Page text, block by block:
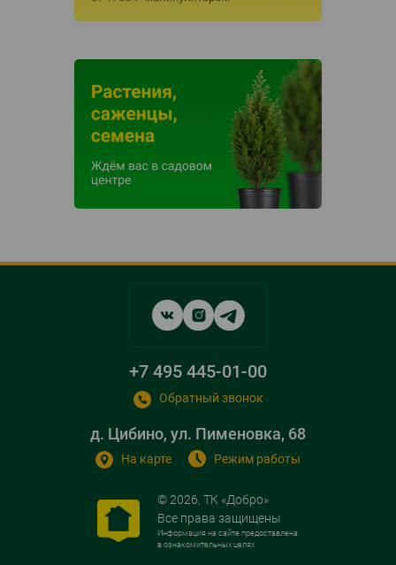
© 2026, ТК «Добро»
Все права защищены
Информация на сайте предоставлена
в ознакомительных целях
д. Цибино, ул. Пименовка, 68
На карте Режим работы
+7 495 445-01-00
Обратный звонок